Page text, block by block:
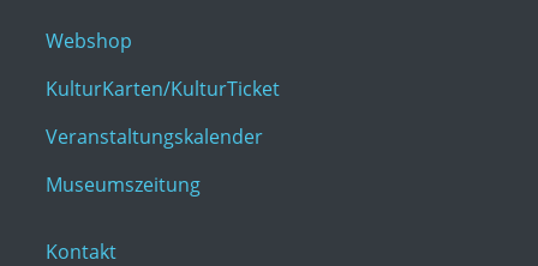
Webshop
KulturKarten/KulturTicket
Veranstaltungskalender
Museumszeitung
Kontakt